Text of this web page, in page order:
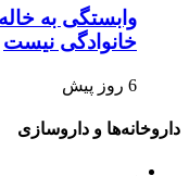
وابستگی به
خانوادگی نیست
6 روز پیش
داروخانه‌ها و داروسازی